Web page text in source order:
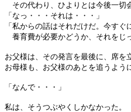
その代わり、ひよりとは今後一切
「なっ・・・それは・・・」
「私からの話はそれだけだ。今すぐ
養育費が必要かどうか、それをじ
お父様は、その発言を最後に、席を
お母様も、お父様のあとを追うよう
「なんで・・・」
私は、そうつぶやくしかなかった。